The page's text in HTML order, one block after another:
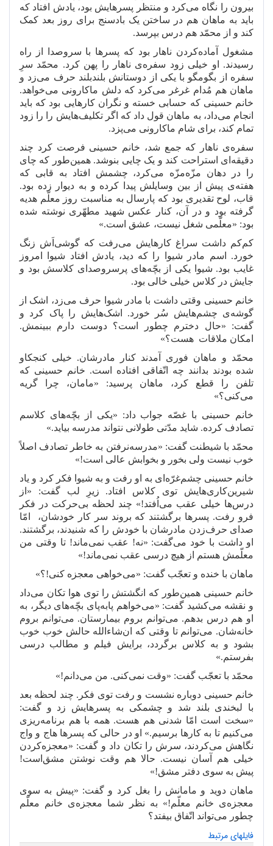
بیرون را نگاه میکرد و منتظر پسرهایش بود، یادش افتاد که
باید به ماهان هم در ساختن یک بادسنج برای روز بعد کمک
کند و از محمّد هم درس بپرسد.
مشغول آمادهکردن ناهار بود که پسرها با سروصدا از راه
رسیدند. او خیلی زود سفرهی ناهار را پهن کرد. محمّد سرِ
سفره از بگومگو با یکی از دوستانش بلندبلند حرف میزد و
ماهان هم مُدام غرغر میکرد که دلش ماکارونی میخواهد.
خانم حسینی که حسابی خسته و نگران کارهایی بود که باید
انجام میداد، به ماهان قول داد که اگر تکلیفهایش را را زود
تمام کند، برای شام ماکارونی میپزد.
سفرهی ناهار که جمع شد، خانم حسینی فرصت کرد چند
دقیقه ای استراحت کند و یک چایی بنوشد. همینطور که چای
را در دهان مزّهمزّه میکرد، چشمش افتاد به قابی که
هفتهی پیش از بین وسایلش پیدا کرده و به دیوار زده بود.
قاب، لوح تقدیری بود که پارسال به مناسبت روز معلّم هدیه
گرفته بود و در آن، کنار عکس شهید مطهّری نوشته شده
بود: «معلّمی شغل نیست، عشق است.»
کمکم داشت سراغ کارهایش میرفت که گوشی اَش زنگ
خورد. اسم مادر شیوا را که دید، یادش افتاد شیوا امروز
غایب بود. شیوا یکی از بچّههای پرسروصدای کلاسش بود و
جایش در کلاس خیلی خالی بود.
خانم حسینی وقتی داشت با مادر شیوا حرف میزد، اشک از
گوشهی چشمهایش سُر خورد. اشکهایش را پاک کرد و
گفت: «حال دخترم چطور است؟ دوست دارم ببینمش.
امکان ملاقات هست؟»
محمّد و ماهان فوری آمدند کنار مادرشان. خیلی کنجکاو
شده بودند بدانند چه اتّفاقی افتاده است. خانم حسینی که
تلفن را قطع کرد، ماهان پرسید: «مامان، چرا گریه
میکنی؟»
خانم حسینی با غصّه جواب داد: «یکی از بچّههای کلاسم
تصادف کرده. شاید مدّتی طولانی نتواند مدرسه بیاید.»
محمّد با شیطنت گفت: «مدرسهنرفتن به خاطر تصادف اصلاً
خوب نیست ولی بخور و بخوابش عالی است!»
خانم حسینی چشمغرّه ای به او رفت و به شیوا فکر کرد و یاد
شیرینکاریهایش توی کلاس افتاد. زیرِ لب گفت: «از
درسها خیلی عقب می اُفتد!» چند لحظه بیحرکت در فکر
فرو رفت. پسرها برگشتند که بروند سر کار خودشان،
امّا
صدای حرفزدن مادرشان با خودش را که شنیدند، برگشتند.
او داشت با خود میگفت: «نه! عقب نمیماند! تا وقتی من
معلّمش هستم از هیچ درسی عقب نمیماند!»
ماهان با خنده و تعجّب گفت: «میخواهی معجزه کنی!؟»
خانم حسینی همینطور که انگشتش را توی هوا تکان میداد
و نقشه میکشید گفت: «میخواهم پابهپای بچّههای دیگر، به
او هم درس بدهم. میتوانم بروم بیمارستان. میتوانم بروم
خانهشان. میتوانم تا وقتی که انشاءالله حالش خوب خوب
بشود و به کلاس برگردد، برایش فیلم و مطالب درسی
بفرستم.»
محمّد با تعجّب گفت: «وقت نمیکنی. من میدانم!»
خانم حسینی دوباره نشست و رفت توی فکر. چند لحظه بعد
با لبخندی بلند شد و چشمکی به پسرهایش زد و گفت:
«سخت است امّا شدنی هم هست. همه با هم برنامهریزی
میکنیم تا به کارها برسیم.» او در حالی که پسرها هاج و واج
نگاهش میکردند، سرش را تکان داد و گفت: «معجزهکردن
خیلی هم آسان نیست. حالا هم وقت نوشتن مشق است!
پیش به سوی دفتر مشق!»
ماهان دوید و مامانش را بغل کرد و گفت: «پیش به سوی
معجزهی خانم معلّم!» به نظر شما معجزهی خانم معلّم
چطور میتواند اتّفاق بیفتد؟
فایلهای مرتبط